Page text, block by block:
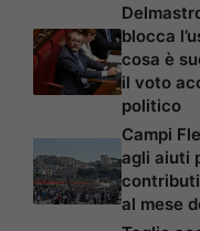
blocca
cosa è
il voto
politico
Campi
agli aiuti
al mese